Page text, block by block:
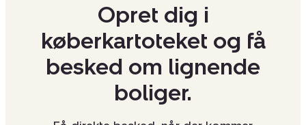
Opret dig i
køberkartoteket og få
besked om lignende
boliger.